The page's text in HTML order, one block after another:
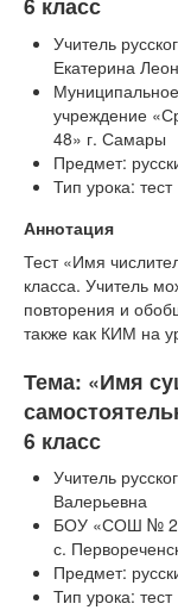
Учитель
Екатерина
учреждение
48» г. Самары
Предмет:
Тип урока: тест
Аннотация
Тест «Имя
класса. Учитель
повторения и
также как КИМ на
Тема: «Имя
6 класс
Учитель
Валерьевна
БОУ «СОШ №
с.
Предмет:
Тип урока: тест